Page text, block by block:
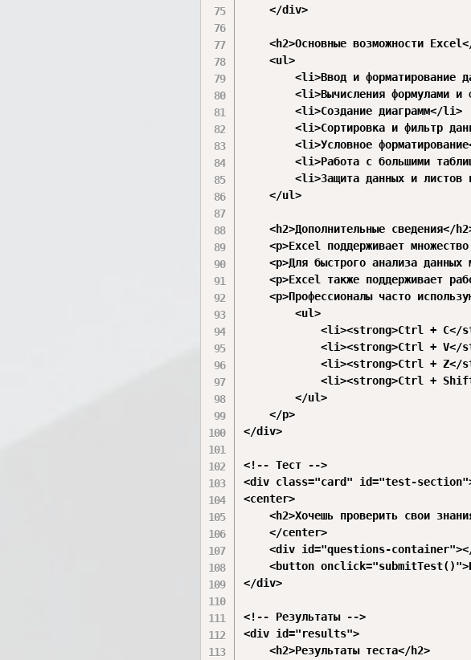
    </div>
<h2>Основные возможности
    <ul>
<li>Ввод и форматирование
<li>Вычисления формулами и
        <li>Создание диаграмм</li>
<li>Сортировка и фильтр
<li>Условное
<li>Работа с большими
<li>Защита данных и листов
    </ul>
<h2>Дополнительные сведения</
<p>Excel поддерживает
<p>Для быстрого анализа данных
<p>Excel также поддерживает
<p>Профессионалы часто
        <ul>
<li><strong>Ctrl + C</
<li><strong>Ctrl + V</
<li><strong>Ctrl + Z</
<li><strong>Ctrl +
        </ul>
    </p>
</div>
<!-- Тест -->
<div class="card" id="test-
<center>
<h2>Хочешь проверить свои
	</center>
<div id="questions-
<button
</div>
<!-- Результаты -->
<div id="results">
    <h2>Результаты теста</h2>